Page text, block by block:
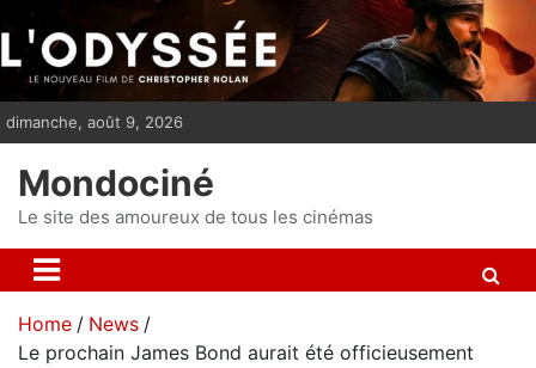
i
p
t
n
dimanche, août 9, 2026
Mondociné
Le site des amoureux de tous les cinémas
Home
News
Le prochain James Bond aurait été officieusement